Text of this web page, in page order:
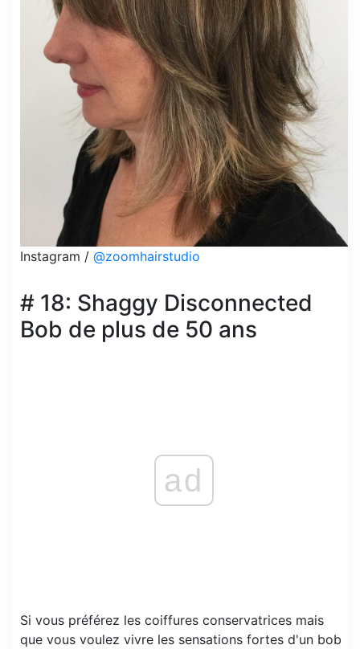
Instagram / @zoomhairstudio
# 18: Shaggy Disconnected
Bob de plus de 50 ans
ad
Si vous préférez les coiffures conservatrices mais
que vous voulez vivre les sensations fortes d'un bob